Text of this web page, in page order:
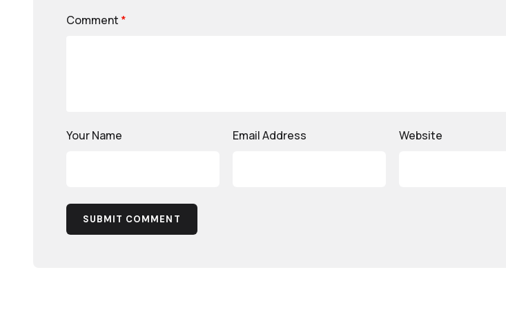
Comment *
Your Name Email Address Website
SUBMIT COMMENT